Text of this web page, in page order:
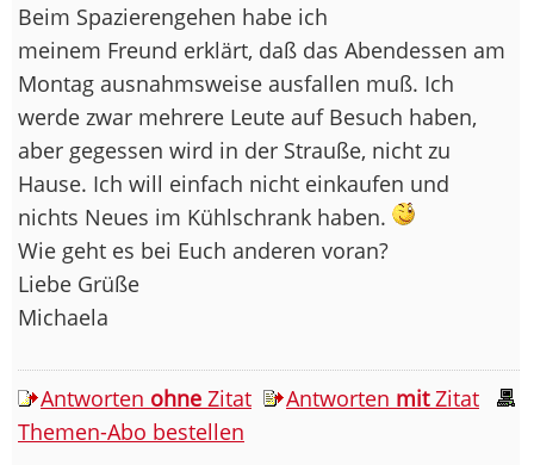
Beim Spazierengehen habe ich
meinem Freund erklärt, daß das Abendessen am
Montag ausnahmsweise ausfallen muß. Ich
werde zwar mehrere Leute auf Besuch haben,
aber gegessen wird in der Strauße, nicht zu
Hause. Ich will einfach nicht einkaufen und
nichts Neues im Kühlschrank haben.
Wie geht es bei Euch anderen voran?
Liebe Grüße
Michaela
Antworten ohne Zitat Antworten mitZitat
Themen-Abo bestellen